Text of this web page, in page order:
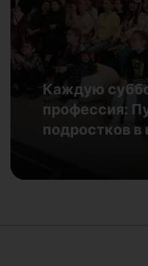
Южного Урала
выставочный
лазурь.
искусстве»
Подробнее
Каждую
профессия:
подростков